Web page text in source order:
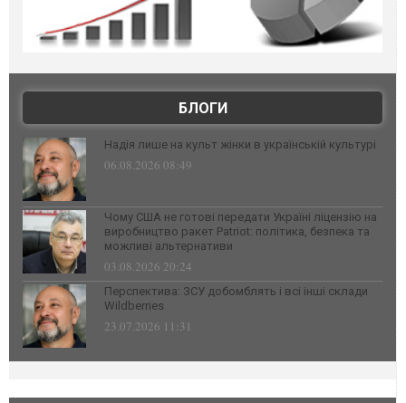
БЛОГИ
Надія лише на культ жінки в українській культурі
06.08.2026 08:49
Чому США не готові передати Україні ліцензію на
виробництво ракет Patriot: політика, безпека та
можливі альтернативи
03.08.2026 20:24
Перспектива: ЗСУ добомблять і всі інші склади
Wildberries
23.07.2026 11:31